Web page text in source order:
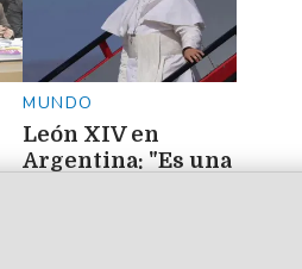
MUNDO
León XIV en
Argentina: "Es una